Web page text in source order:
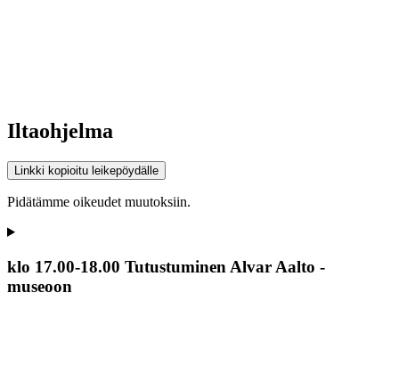
Iltaohjelma
Linkki kopioitu leikepöydälle
Pidätämme oikeudet muutoksiin.
klo 17.00-18.00 Tutustuminen Alvar Aalto -
museoon